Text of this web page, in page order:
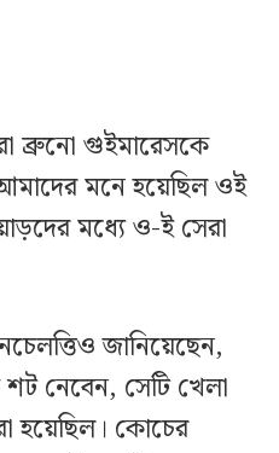
ব্রুনো গুইমারেসকে
মনে হয়েছিল ওই
মধ্যে ও-ই সেরা
জানিয়েছেন,
শট নেবেন, সেটি খেলা
হয়েছিল। কোচের